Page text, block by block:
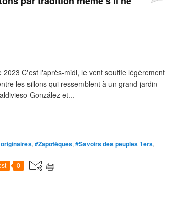
C'est l'après-midi, le vent souffle légèrement
les sillons qui ressemblent à un grand jardin
González et...
, #Zapotèques, #Savoirs des peuples 1ers,
0